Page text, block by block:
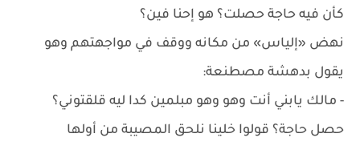
كأن فيه حاجة حصلت؟ هو إحنا فين؟
نهض «إلياس» من مكانه ووقف في مواجهتهم وهو
يقول بدهشة مصطنعة:
- مالك يابني أنت وهو وهو مبلمين كدا ليه قلقتوني؟
حصل حاجة؟ قولوا خلينا نلحق المصيبة من أولها